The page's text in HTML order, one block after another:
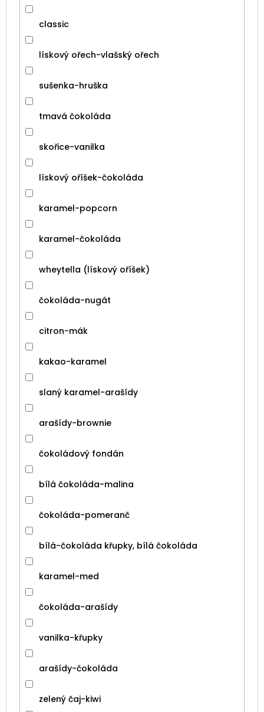
classic
lískový ořech-vlašský ořech
sušenka-hruška
tmavá čokoláda
skořice-vanilka
lískový oříšek-čokoláda
karamel-popcorn
karamel-čokoláda
wheytella (lískový oříšek)
čokoláda-nugát
citron-mák
kakao-karamel
slaný karamel-arašídy
arašídy-brownie
čokoládový fondán
bílá čokoláda-malina
čokoláda-pomeranč
bílá-čokoláda křupky, bílá čokoláda
karamel-med
čokoláda-arašídy
vanilka-křupky
arašídy-čokoláda
zelený čaj-kiwi